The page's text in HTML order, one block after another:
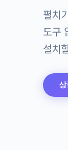
펼치
도구
설치
상